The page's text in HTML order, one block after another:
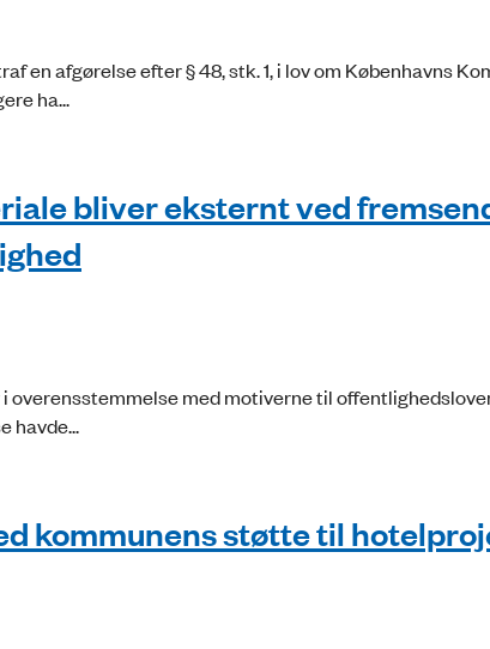
en afgørelse efter § 48, stk. 1, i lov om Københavns
ha...
bliver eksternt ved
overensstemmelse med motiverne til
havde...
kommunens støtte til